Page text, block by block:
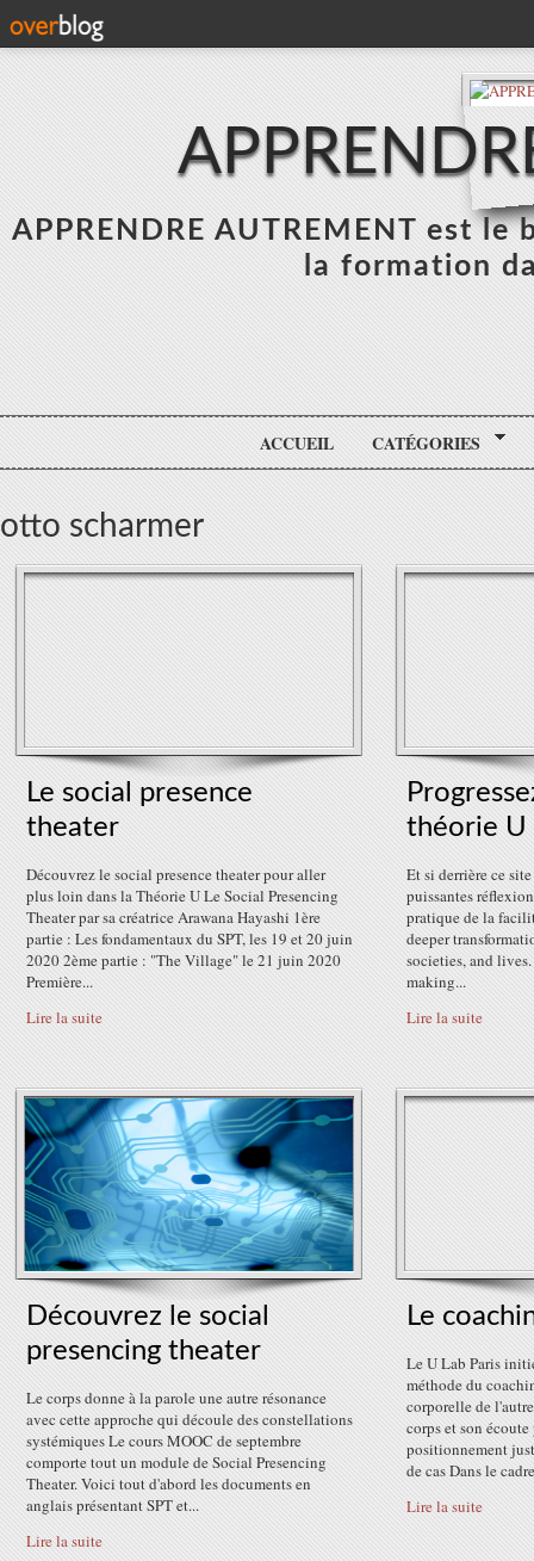
APPRENDRE AUTREMENT est
la formation
ACCUEIL CATÉGORIES
otto scharmer
Le social presence
theater
Découvrez le social presence theater pour aller
plus loin dans la Théorie U Le Social Presencing
Theater par sa créatrice Arawana Hayashi 1ère
partie : Les fondamentaux du SPT, les 19 et 20 juin
2020 2ème partie : "The Village" le 21 juin 2020
Première...
Lire la suite
théorie U
Et si derrière ce
puissantes
pratique de la
deeper
societies, and
making...
Lire la suite
Découvrez le social
presencing theater
Le corps donne à la parole une autre résonance
avec cette approche qui découle des constellations
systémiques Le cours MOOC de septembre
comporte tout un module de Social Presencing
Theater. Voici tout d'abord les documents en
anglais présentant SPT et...
Lire la suite
Le
Le U Lab Paris
méthode du
corporelle de
corps et son
positionnement
de cas Dans le
Lire la suite